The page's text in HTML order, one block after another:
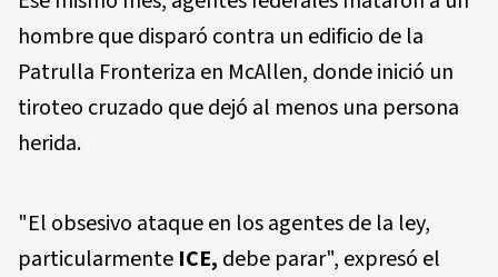
hombre que disparó contra un edificio de la
Patrulla Fronteriza en McAllen, donde inició un
tiroteo cruzado que dejó al menos una persona
herida.
"El obsesivo ataque en los agentes de la ley,
particularmente ICE, debe parar", expresó el